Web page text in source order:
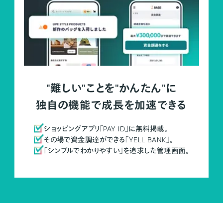
"難しい"ことを"かんたん"に
独自の機能で成長を加速できる
ショッピングアプリ「PAY ID」に無料掲載。
その場で資金調達ができる「YELL BANK」。
「シンプルでわかりやすい」を追求した管理画面。